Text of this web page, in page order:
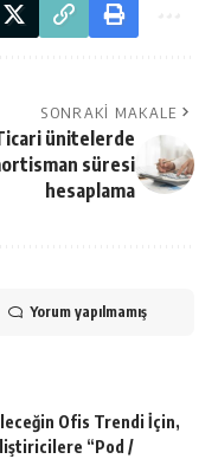
SONRAKI MAKALE
ünitelerde
süresi
hesaplama
Yorum yapılmamış
Ofis Trendi İçin,
“Pod /